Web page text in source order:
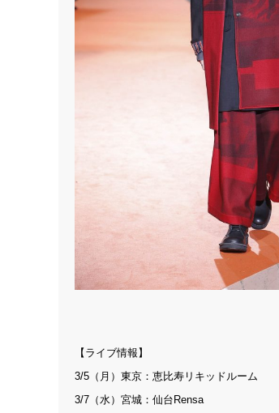
【ライブ情報】
3/5（月）東京：恵比寿リキッドルーム
3/7（水）宮城：仙台Rensa